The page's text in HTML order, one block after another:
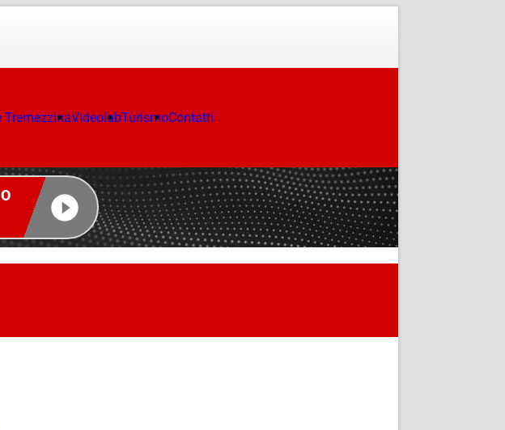
TremezzinaVideolabTurismoContatti